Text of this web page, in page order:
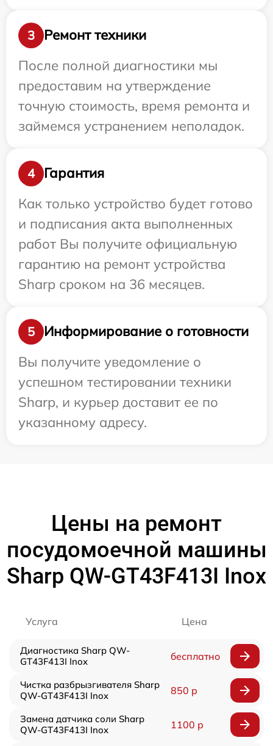
3
Ремонт техники
После полной диагностики мы
предоставим на утверждение
точную стоимость, время ремонта и
займемся устранением неполадок.
4
Гарантия
Как только устройство будет готово
и подписания акта выполненных
работ Вы получите официальную
гарантию на ремонт устройства
Sharp сроком на 36 месяцев.
5
Информирование о готовности
Вы получите уведомление о
успешном тестировании техники
Sharp, и курьер доставит ее по
указанному адресу.
Цены на ремонт
посудомоечной машины
Sharp QW-GT43F413I Inox
Услуга Цена
Диагностика Sharp QW-
GT43F413I Inox
бесплатно
Чистка разбрызгивателя Sharp
QW-GT43F413I Inox
850 р
Замена датчика соли Sharp
QW-GT43F413I Inox
1100 р